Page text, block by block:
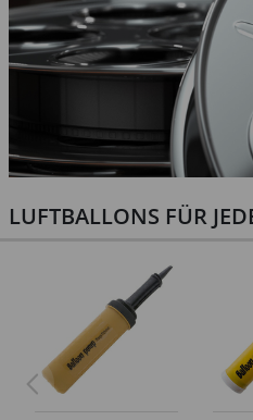
LUFTBALLONS FÜR